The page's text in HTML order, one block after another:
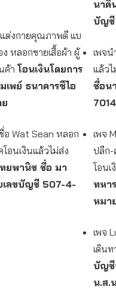
แต่งกายคุณภาพดี แบ
หลอกขายเสื้อผ้า ผู้
ค้า โอนเงินโดยการ
เพย์ ธนาคารซีไอ
Wat Sean หลอก
โอนเงินแล้วไม่ส่ง
ยพานิช ชื่อ มา
เลขบัญชี 507-4-
นาคิ
บัญชี
เพจนํ
แล้ว
ชื่อน
เพจ
ปลีก-
โอนเ
ทหา
หมา
เพจ
เดินท
บัญชี
น.ส.